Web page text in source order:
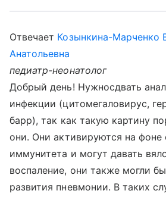
Отвечает Козынкина-Марченко
Анатольевна
педиатр-неонатолог
Добрый день! Нужносдвать
инфекции (цитомегаловирус,
барр), так как такую картину
они. Они активируются на фоне
иммунитета и могут давать
воспаление, они также могли
развития пневмонии. В таких